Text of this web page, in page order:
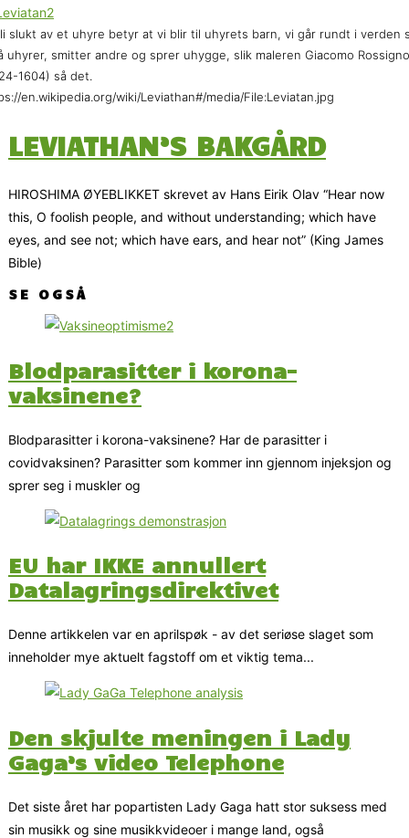
slukt av et uhyre betyr at vi blir til uhyrets barn, vi går rundt i verden
uhyrer, smitter andre og sprer uhygge, slik maleren Giacomo
1604) så det.
en.wikipedia.org/wiki/Leviathan#/media/File:Leviatan.jpg
LEVIATHAN’S BAKGÅRD
HIROSHIMA ØYEBLIKKET skrevet av Hans Eirik Olav “Hear now
this, O foolish people, and without understanding; which have
eyes, and see not; which have ears, and hear not” (King James
Bible)
SE OGSÅ
Blodparasitter i korona-
vaksinene?
Blodparasitter i korona-vaksinene? Har de parasitter i
covidvaksinen? Parasitter som kommer inn gjennom injeksjon og
sprer seg i muskler og
EU har IKKE annullert
Datalagringsdirektivet
Denne artikkelen var en aprilspøk - av det seriøse slaget som
inneholder mye aktuelt fagstoff om et viktig tema...
Den skjulte meningen i Lady
Gaga’s video Telephone
Det siste året har popartisten Lady Gaga hatt stor suksess med
sin musikk og sine musikkvideoer i mange land, også